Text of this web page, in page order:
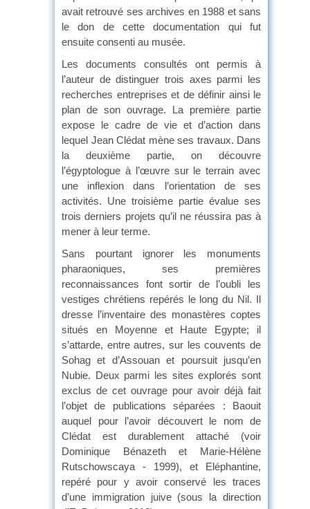
avait retrouvé ses archives en 1988 et sans
le don de cette documentation qui fut
ensuite consenti au musée.
Les documents consultés ont permis à
l’auteur de distinguer trois axes parmi les
recherches entreprises et de définir ainsi le
plan de son ouvrage. La première partie
expose le cadre de vie et d’action dans
lequel Jean Clédat mène ses travaux. Dans
la deuxième partie, on découvre
l’égyptologue à l’œuvre sur le terrain avec
une inflexion dans l’orientation de ses
activités. Une troisième partie évalue ses
trois derniers projets qu’il ne réussira pas à
mener à leur terme.
Sans pourtant ignorer les monuments
pharaoniques, ses premières
reconnaissances font sortir de l’oubli les
vestiges chrétiens repérés le long du Nil. Il
dresse l’inventaire des monastères coptes
situés en Moyenne et Haute Egypte; il
s’attarde, entre autres, sur les couvents de
Sohag et d’Assouan et poursuit jusqu’en
Nubie. Deux parmi les sites explorés sont
exclus de cet ouvrage pour avoir déjà fait
l’objet de publications séparées : Baouit
auquel pour l’avoir découvert le nom de
Clédat est durablement attaché (voir
Dominique Bénazeth et Marie-Hélène
Rutschowscaya - 1999), et Eléphantine,
repéré pour y avoir conservé les traces
d’une immigration juive (sous la direction